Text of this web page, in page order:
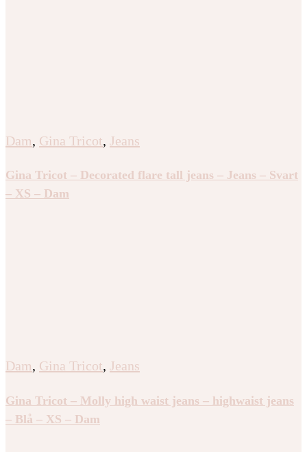
Dam, Gina Tricot, Jeans
Gina Tricot – Decorated flare tall jeans – Jeans – Svart
– XS – Dam
Dam, Gina Tricot, Jeans
Gina Tricot – Molly high waist jeans – highwaist jeans
– Blå – XS – Dam